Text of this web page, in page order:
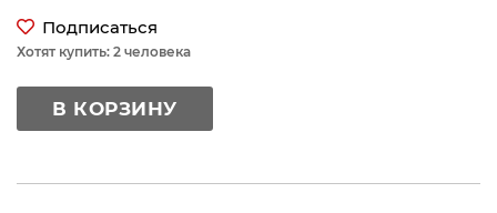
Подписаться
Хотят купить: 2 человека
В КОРЗИНУ